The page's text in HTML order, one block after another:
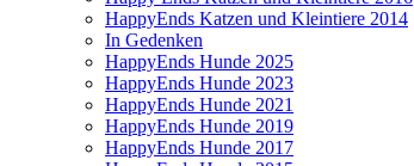
HappyEnds Katzen und Kleintiere 2014
In Gedenken
HappyEnds Hunde 2025
HappyEnds Hunde 2023
HappyEnds Hunde 2021
HappyEnds Hunde 2019
HappyEnds Hunde 2017